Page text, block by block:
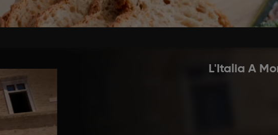
pane per creare dei crostoni e scaldarli. Servire con crostoni di
L'Italia A